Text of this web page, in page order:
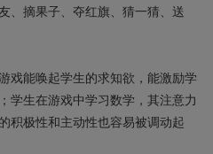
、摘果子、夺红旗、猜一猜、送
能唤起学生的求知欲，能激励学
学生在游戏中学习数学，其注意力
积极性和主动性也容易被调动起